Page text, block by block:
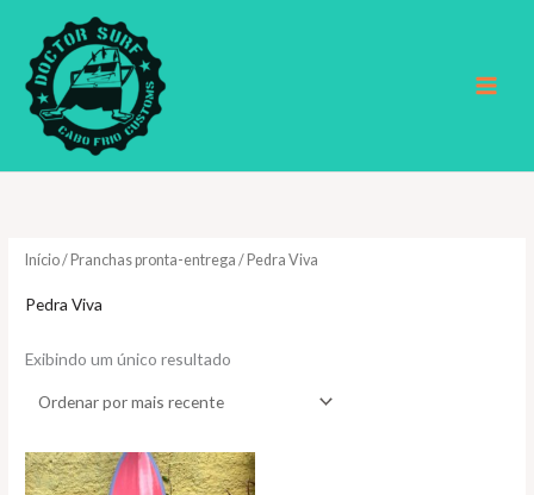
conteúdo
Início/ Pranchas pronta-entrega / Pedra Viva
Pedra Viva
Exibindo um único resultado